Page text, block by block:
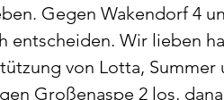
Gegen Wakendorf 4
entscheiden. Wir lieben
von Lotta,
Großenaspe 2 los,